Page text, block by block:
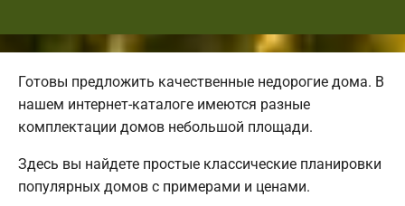
Готовы предложить качественные недорогие дома. В
нашем интернет-каталоге имеются разные
комплектации домов небольшой площади.
Здесь вы найдете простые классические планировки
популярных домов с примерами и ценами.